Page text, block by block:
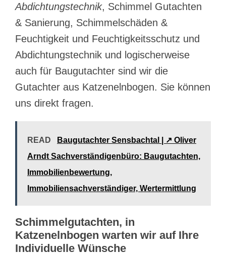
Abdichtungstechnik, Schimmel Gutachten
& Sanierung, Schimmelschäden &
Feuchtigkeit und Feuchtigkeitsschutz und
Abdichtungstechnik und logischerweise
auch für Baugutachter sind wir die
Gutachter aus Katzenelnbogen. Sie können
uns direkt fragen.
READ
Baugutachter Sensbachtal | ↗️ Oliver
Arndt Sachverständigenbüro: Baugutachten,
Immobilienbewertung,
Immobiliensachverständiger, Wertermittlung
Schimmelgutachten, in
Katzenelnbogen warten wir auf Ihre
Individuelle Wünsche